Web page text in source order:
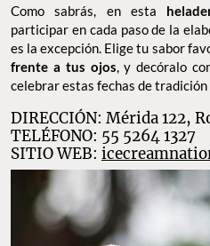
Como sabrás, en esta
participar en cada paso de la
es la excepción. Elige tu sabor
frente a tus ojos, y decóralo
celebrar estas fechas de tradición
DIRECCIÓN: Mérida 122,
TELÉFONO: 55 5264 1327
SITIO WEB: